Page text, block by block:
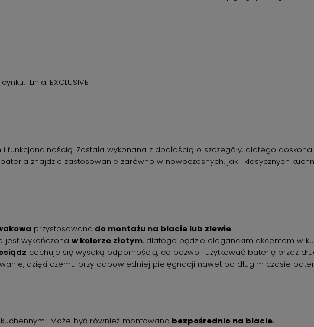
Linia: EXCLUSIVE
Została wykonana z dbałością o szczegóły, dlatego
znajdzie zastosowanie zarówno w nowoczesnych, jak i klasycznych
przystosowana do montażu na blacie lub zlewie.
jest wykończona w kolorze złotym, dlatego będzie eleganckim akcentem w
cechuje się wysoką odpornością, co pozwoli użytkować baterię przez
dzięki czemu przy odpowiedniej pielęgnacji nawet po długim czasie
Może być również montowana bezpośrednio na blacie.